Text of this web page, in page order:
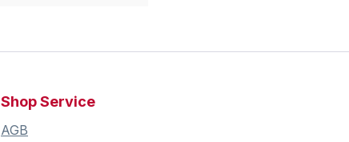
Shop Service
AGB